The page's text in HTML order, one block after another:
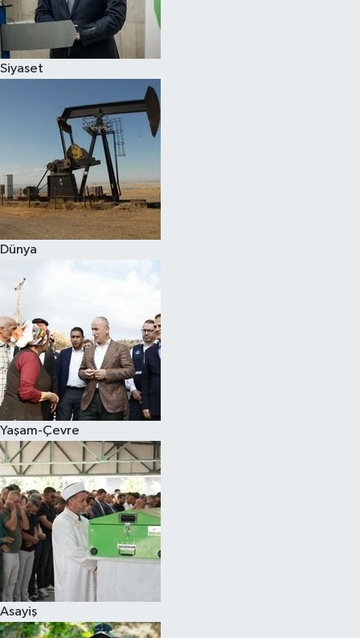
Siyaset
Dünya
Yaşam-Çevre
Asayiş
Spor
Çocuk
Eğitim
Hava Durumu
Kadın
Kültür Sanat
Sağlık
Siyaset
Teknoloji
Televizyon
Yaşam-Çevre